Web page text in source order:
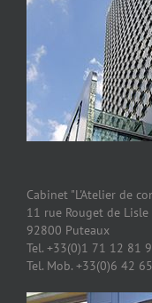
Cabinet "L'Atelier de
11 rue Rouget de Lisle
92800 Puteaux
Tel. +33(0)1 71 12 81
Tel. Mob. +33(0)6 42